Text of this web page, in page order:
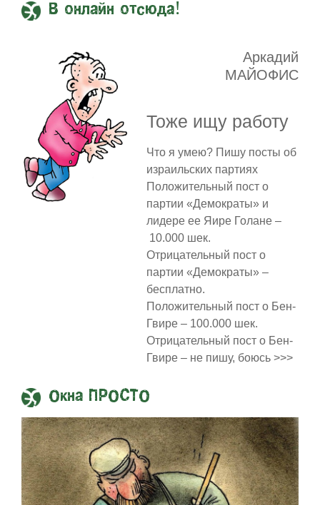
В онлайн отсюда!
Аркадий
МАЙОФИС
Тоже ищу работу
Что я умею? Пишу посты об
израильских партиях
Положительный пост о
партии «Демократы» и
лидере ее Яире Голане –
10.000 шек.
Отрицательный пост о
партии «Демократы» –
бесплатно.
Положительный пост о Бен-
Гвире – 100.000 шек.
Отрицательный пост о Бен-
Гвире – не пишу, боюсь >>>
Окна ПРОСТО